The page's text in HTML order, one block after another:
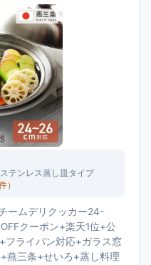
テンレス蒸し皿タイプ
）
ームデリクッカー24-
クーポン+楽天1位+公
ライパン対応+ガラス窓
燕三条+せいろ+蒸し料理